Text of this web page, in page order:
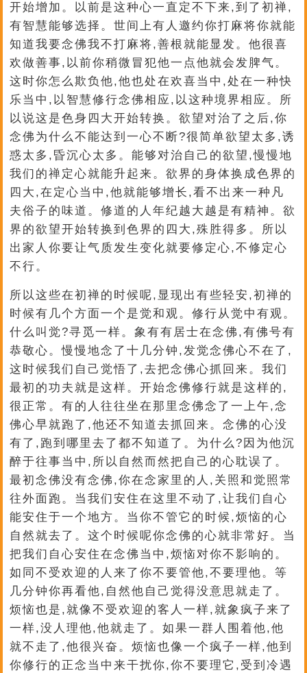
开始增加。以前是这种心一直定不下来,到了初禅,
有智慧能够选择。世间上有人邀约你打麻将你就能
知道我要念佛我不打麻将,善根就能显发。他很喜
欢做善事,以前你稍微冒犯他一点他就会发脾气。
这时你怎么欺负他,他也处在欢喜当中,处在一种快
乐当中,以智慧修行念佛相应,以这种境界相应。所
以说这是色身四大开始转换。欲望对治了之后,你
念佛为什么不能达到一心不断?很简单欲望太多,诱
惑太多,昏沉心太多。能够对治自己的欲望,慢慢地
我们的禅定心就能升起来。欲界的身体换成色界的
四大,在定心当中,他就能够增长,看不出来一种凡
夫俗子的味道。修道的人年纪越大越是有精神。欲
界的欲望开始转换到色界的四大,殊胜得多。所以
出家人你要让气质发生变化就要修定心,不修定心
不行。
所以这些在初禅的时候呢,显现出有些轻安,初禅的
时候有几个方面一个是觉和观。修行从觉中有观。
什么叫觉?寻觅一样。象有有居士在念佛,有佛号有
恭敬心。慢慢地念了十几分钟,发觉念佛心不在了,
这时候我们自己觉悟了,去把念佛心抓回来。我们
最初的功夫就是这样。开始念佛修行就是这样的,
很正常。有的人往往坐在那里念佛念了一上午,念
佛心早就跑了,他还不知道去抓回来。念佛的心没
有了,跑到哪里去了都不知道了。为什么?因为他沉
醉于往事当中,所以自然而然把自己的心耽误了。
最初念佛没有念佛,你在念家里的人,关照和觉照常
往外面跑。当我们安住在这里不动了,让我们自心
能安住于一个地方。当你不管它的时候,烦恼的心
自然就去了。这个时候呢你念佛的心就非常好。当
把我们自心安住在念佛当中,烦恼对你不影响的。
如同不受欢迎的人来了你不要管他,不要理他。等
几分钟你再看他,自然他自己觉得没意思就走了。
烦恼也是,就像不受欢迎的客人一样,就象疯子来了
一样,没人理他,他就走了。如果一群人围着他,他
就不走了,他很兴奋。烦恼也像一个疯子一样,他到
你修行的正念当中来干扰你,你不要理它,受到冷遇